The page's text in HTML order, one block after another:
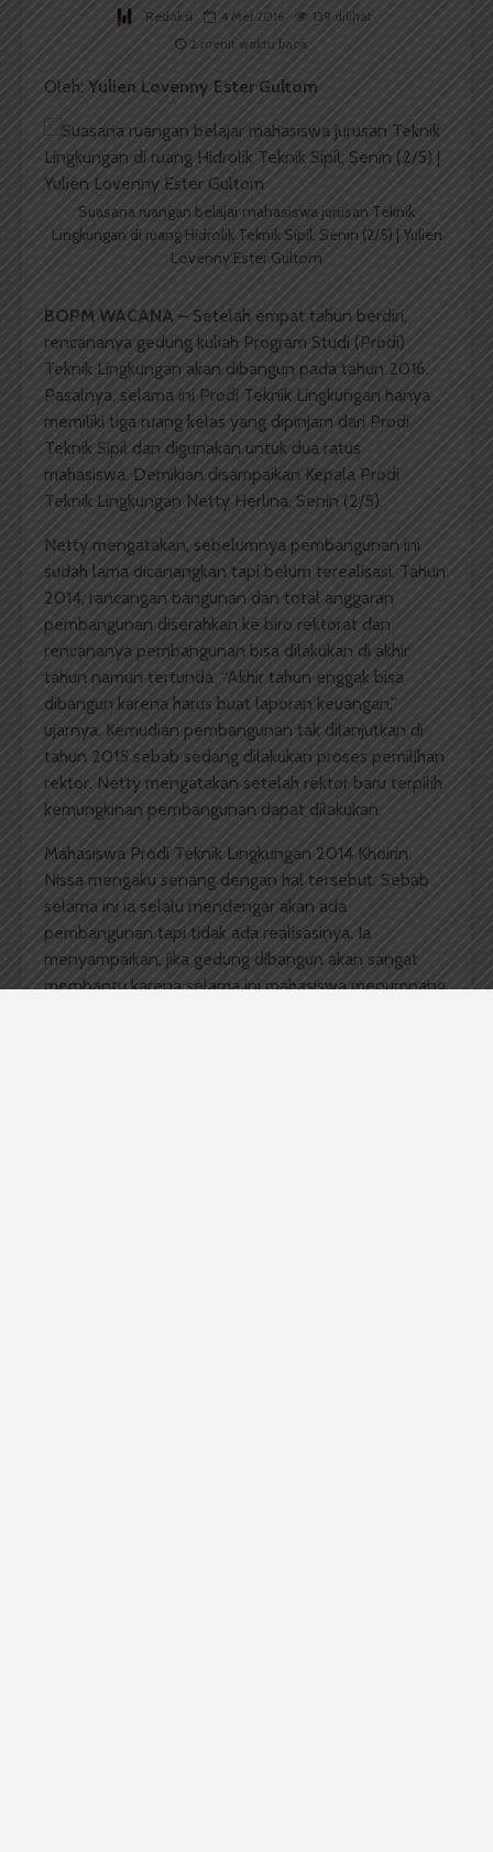
Redaksi 4 Mei 2016
139 dilihat
2 menit waktu baca
Oleh: Yulien Lovenny Ester Gultom
Suasana ruangan belajar mahasiswa jurusan Teknik
Lingkungan di ruang Hidrolik Teknik Sipil, Senin (2/5) | Yulien
Lovenny Ester Gultom
BOPM WACANA – Setelah empat tahun berdiri,
rencananya gedung kuliah Program Studi (Prodi)
Teknik Lingkungan akan dibangun pada tahun 2016.
Pasalnya, selama ini Prodi Teknik Lingkungan hanya
memiliki tiga ruang kelas yang dipinjam dari Prodi
Teknik Sipil dan digunakan untuk dua ratus
mahasiswa. Demikian disampaikan Kepala Prodi
Teknik Lingkungan Netty Herlina, Senin (2/5).
Netty mengatakan, sebelumnya pembangunan ini
sudah lama dicanangkan tapi belum terealisasi. Tahun
2014, rancangan bangunan dan total anggaran
pembangunan diserahkan ke biro rektorat dan
rencananya pembangunan bisa dilakukan di akhir
tahun namun tertunda. “Akhir tahun enggak bisa
dibangun karena harus buat laporan keuangan,”
ujarnya. Kemudian pembangunan tak dilanjutkan di
tahun 2015 sebab sedang dilakukan proses pemilihan
rektor. Netty mengatakan setelah rektor baru terpilih
kemungkinan pembangunan dapat dilakukan.
Mahasiswa Prodi Teknik Lingkungan 2014 Khoirin
Nissa mengaku senang dengan hal tersebut. Sebab
selama ini ia selalu mendengar akan ada
pembangunan tapi tidak ada realisasinya. Ia
menyampaikan, jika gedung dibangun akan sangat
membantu karena selama ini mahasiswa menumpang